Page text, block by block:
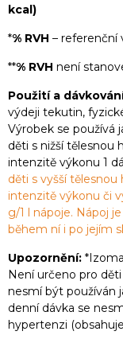
kcal)
*% RVH – referenční
**% RVH není
Použití a
výdeji tekutin,
Výrobek se používá
děti s nižší tělesnou
intenzitě výkonu 1
děti s vyšší
intenzitě výkonu či
g/1 l nápoje. Nápoj
během ní i po jejím
Upozornění:
Není určeno pro
nesmí být používán
denní dávka se
hypertenzi